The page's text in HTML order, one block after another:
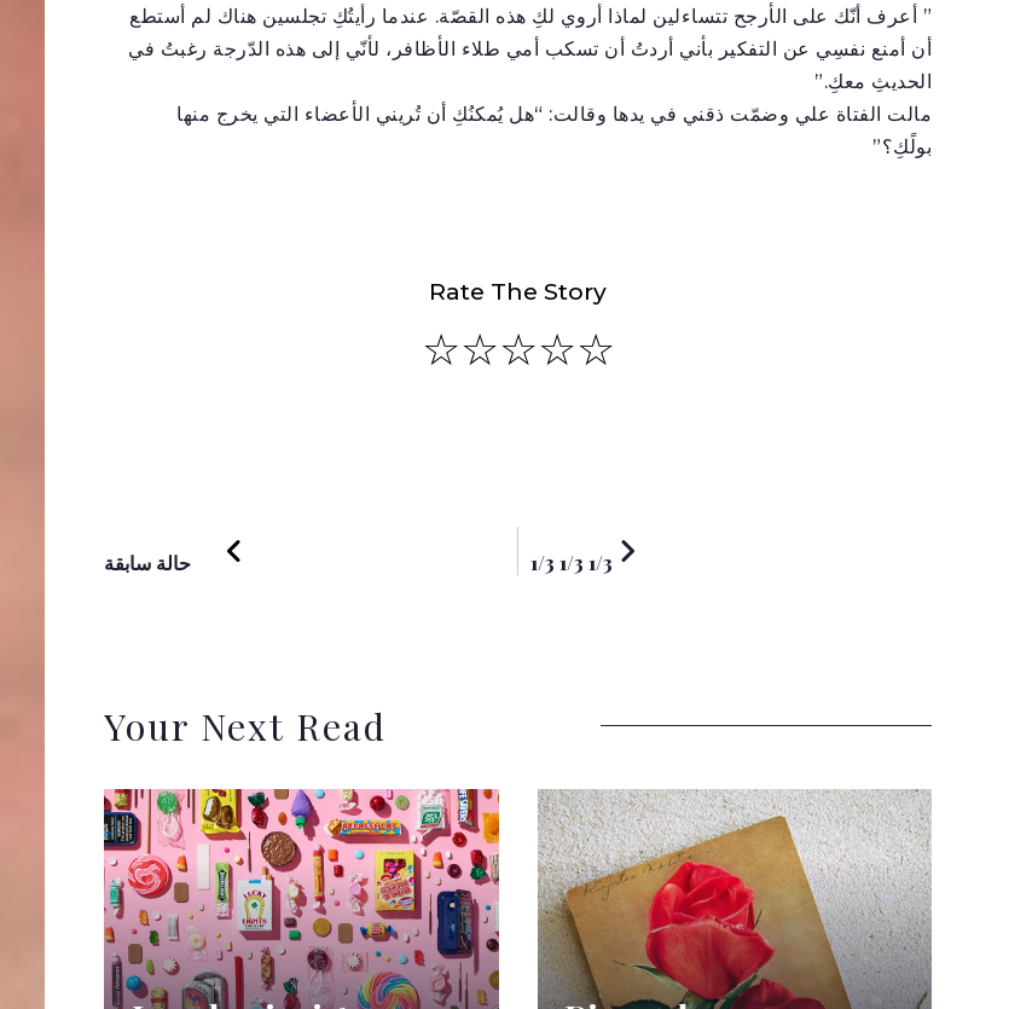
” أعرف أنّك على الأرجح تتساءلين لماذا أروي لكِ هذه القصّة. عندما رأيتُكِ تجلسين هناك لم أستطع
أن أمنع نفسِي عن التفكير بأني أردتُ أن تسكب أمي طلاء الأظافر، لأنّي إلى هذه الدّرجة رغبتُ في
الحديثِ معكِ.”
مالت الفتاة علي وضمّت ذقني في يدها وقالت: “هل يُمكنُكِ أن تُريني الأعضاء التي يخرج منها
بولًكِ؟”
Rate The Story
حالة سابقة 1/3 1/3 1/3
Your Next Read